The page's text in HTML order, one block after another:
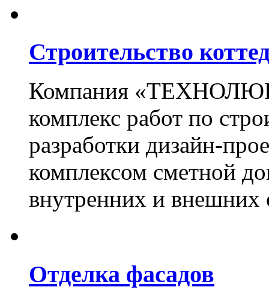
Строительство
Компания
комплекс работ по
разработки дизайн-
комплексом сметной
внутренних и внешних
Отделка фасадов